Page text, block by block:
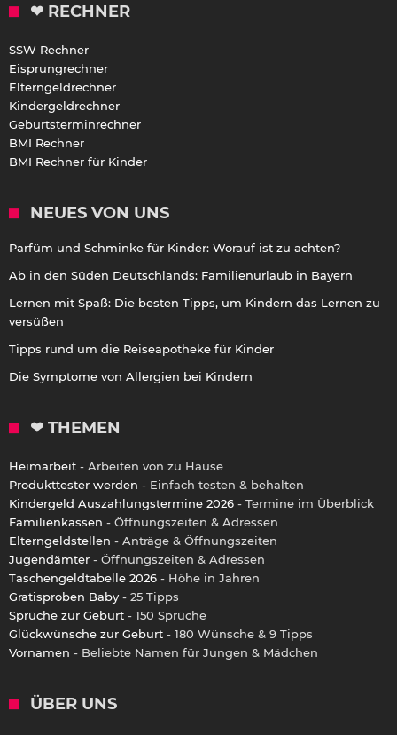
❤ RECHNER
SSW Rechner
Eisprungrechner
Elterngeldrechner
Kindergeldrechner
Geburtsterminrechner
BMI Rechner
BMI Rechner für Kinder
NEUES VON UNS
Parfüm und Schminke für Kinder: Worauf ist zu achten?
Ab in den Süden Deutschlands: Familienurlaub in Bayern
Lernen mit Spaß: Die besten Tipps, um Kindern das Lernen zu
versüßen
Tipps rund um die Reiseapotheke für Kinder
Die Symptome von Allergien bei Kindern
❤ THEMEN
Heimarbeit - Arbeiten von zu Hause
Produkttester werden - Einfach testen & behalten
Kindergeld Auszahlungstermine 2026 - Termine im Überblick
Familienkassen - Öffnungszeiten & Adressen
Elterngeldstellen - Anträge & Öffnungszeiten
Jugendämter - Öffnungszeiten & Adressen
Taschengeldtabelle 2026 - Höhe in Jahren
Gratisproben Baby - 25 Tipps
Sprüche zur Geburt - 150 Sprüche
Glückwünsche zur Geburt - 180 Wünsche & 9 Tipps
Vornamen - Beliebte Namen für Jungen & Mädchen
ÜBER UNS